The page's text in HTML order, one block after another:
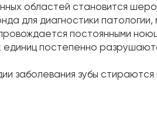
областей становится
для диагностики
постоянными
постепенно
заболевания зубы